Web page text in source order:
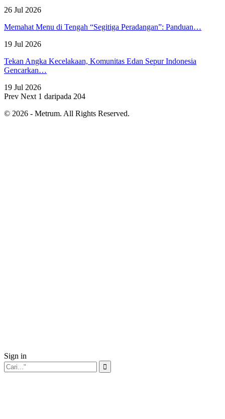
26 Jul 2026
Memahat Menu di Tengah “Segitiga Peradangan”: Panduan…
19 Jul 2026
Tekan Angka Kecelakaan, Komunitas Edan Sepur Indonesia
Gencarkan…
19 Jul 2026
Prev Next 1 daripada 204
© 2026 - Metrum. All Rights Reserved.
Sign in